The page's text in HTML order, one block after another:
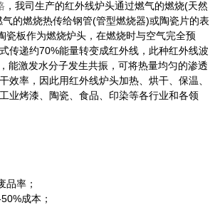
，我司生产的红外线炉头通过燃气的燃烧(天然
气的燃烧热传给钢管(管型燃烧器)或陶瓷片的表
瓷板作为燃烧炉头，在燃烧时与空气完全预
传递约70%能量转变成红外线，此种红外线波
能激发水分子发生共振，可将热量均匀的渗透
效率，因此用红外线炉头加热、烘干、保温、
业烤漆、陶瓷、食品、印染等各行业和各领
率；
成本；